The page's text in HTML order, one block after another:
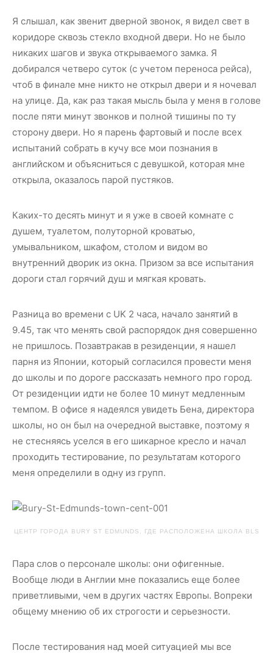
Я слышал, как звенит дверной звонок, я видел свет в
коридоре сквозь стекло входной двери. Но не было
никаких шагов и звука открываемого замка. Я
добирался четверо суток (с учетом переноса рейса),
чтоб в финале мне никто не открыл двери и я ночевал
на улице. Да, как раз такая мысль была у меня в голове
после пяти минут звонков и полной тишины по ту
сторону двери. Но я парень фартовый и после всех
испытаний собрать в кучу все мои познания в
английском и объясниться с девушкой, которая мне
открыла, оказалось парой пустяков.
Каких-то десять минут и я уже в своей комнате с
душем, туалетом, полуторной кроватью,
умывальником, шкафом, столом и видом во
внутренний дворик из окна. Призом за все испытания
дороги стал горячий душ и мягкая кровать.
Разница во времени с UK 2 часа, начало занятий в
9.45, так что менять свой распорядок дня совершенно
не пришлось. Позавтракав в резиденции, я нашел
парня из Японии, который согласился провести меня
до школы и по дороге рассказать немного про город.
От резиденции идти не более 10 минут медленным
темпом. В офисе я надеялся увидеть Бена, директора
школы, но он был на очередной выставке, поэтому я
не стесняясь уселся в его шикарное кресло и начал
проходить тестирование, по результатам которого
меня определили в одну из групп.
ЦЕНТР ГОРОДА BURY ST EDMUNDS, ГДЕ РАСПОЛОЖЕНА ШКОЛА BLS
Пара слов о персонале школы: они офигенные.
Вообще люди в Англии мне показались еще более
приветливыми, чем в других частях Европы. Вопреки
общему мнению об их строгости и серьезности.
После тестирования над моей ситуацией мы все